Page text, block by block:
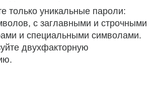
только уникальные пароли:
с заглавными и строчными
и специальными символами.
двухфакторную